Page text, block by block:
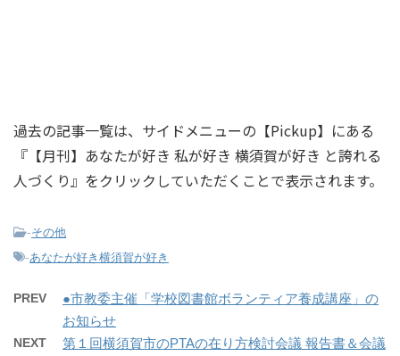
過去の記事一覧は、サイドメニューの【Pickup】にある
『【月刊】あなたが好き 私が好き 横須賀が好き と誇れる
人づくり』をクリックしていただくことで表示されます。
-その他
-あなたが好き横須賀が好き
PREV
●市教委主催「学校図書館ボランティア養成講座」の
お知らせ
NEXT
第１回横須賀市のPTAの在り方検討会議 報告書＆会議